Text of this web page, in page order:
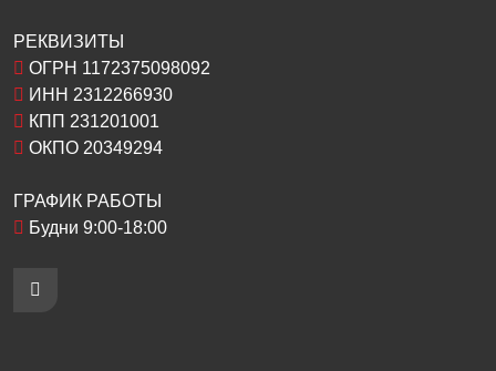
РЕКВИЗИТЫ
ОГРН 1172375098092
ИНН 2312266930
КПП 231201001
ОКПО 20349294
ГРАФИК РАБОТЫ
Будни 9:00-18:00